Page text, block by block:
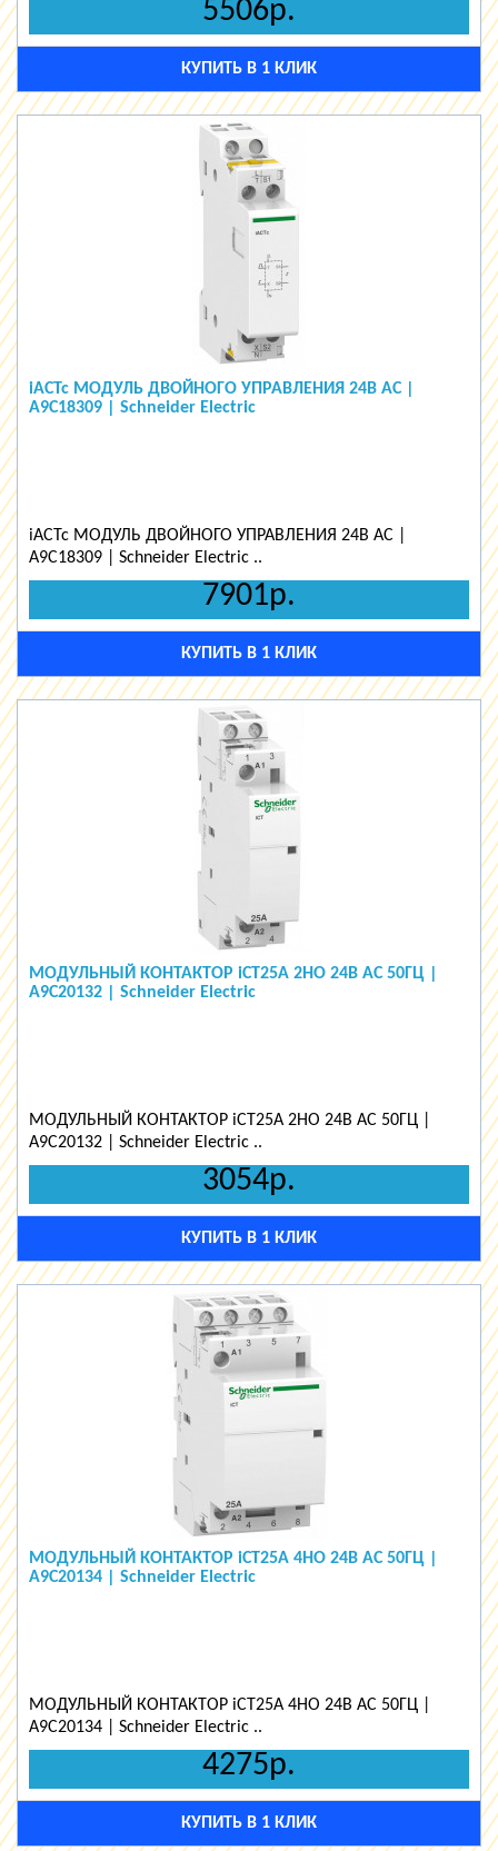
5506р.
КУПИТЬ В 1 КЛИК
iACTc МОДУЛЬ ДВОЙНОГО УПРАВЛЕНИЯ 24В АС |
A9C18309 | Schneider Electric
iACTc МОДУЛЬ ДВОЙНОГО УПРАВЛЕНИЯ 24В АС |
A9C18309 | Schneider Electric ..
7901р.
КУПИТЬ В 1 КЛИК
МОДУЛЬНЫЙ КОНТАКТОР iCT25A 2НО 24В АС 50ГЦ |
A9C20132 | Schneider Electric
МОДУЛЬНЫЙ КОНТАКТОР iCT25A 2НО 24В АС 50ГЦ |
A9C20132 | Schneider Electric ..
3054р.
КУПИТЬ В 1 КЛИК
МОДУЛЬНЫЙ КОНТАКТОР iCT25A 4НО 24В АС 50ГЦ |
A9C20134 | Schneider Electric
МОДУЛЬНЫЙ КОНТАКТОР iCT25A 4НО 24В АС 50ГЦ |
A9C20134 | Schneider Electric ..
4275р.
КУПИТЬ В 1 КЛИК